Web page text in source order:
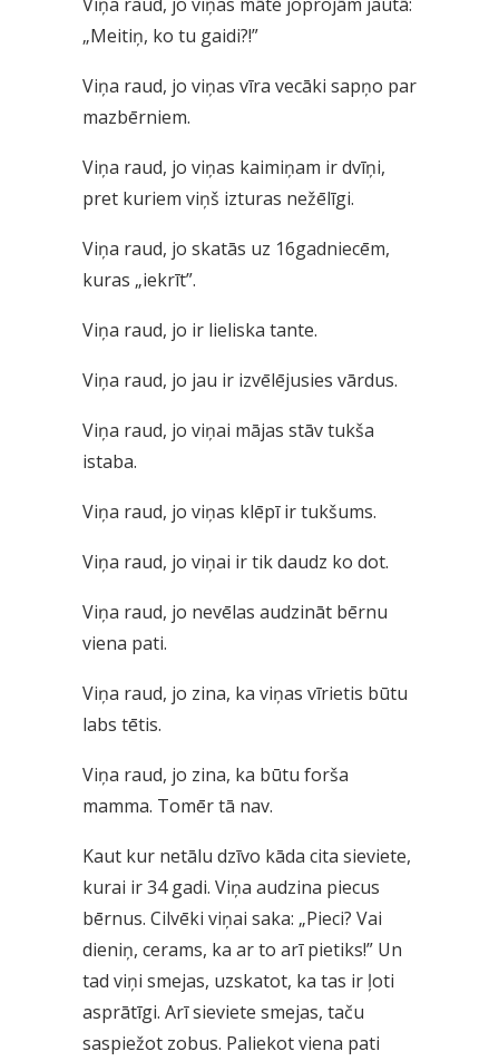
Viņa raud, jo viņas māte joprojām jautā:
„Meitiņ, ko tu gaidi?!”
Viņa raud, jo viņas vīra vecāki sapņo par
mazbērniem.
Viņa raud, jo viņas kaimiņam ir dvīņi,
pret kuriem viņš izturas nežēlīgi.
Viņa raud, jo skatās uz 16gadniecēm,
kuras „iekrīt”.
Viņa raud, jo ir lieliska tante.
Viņa raud, jo jau ir izvēlējusies vārdus.
Viņa raud, jo viņai mājas stāv tukša
istaba.
Viņa raud, jo viņas klēpī ir tukšums.
Viņa raud, jo viņai ir tik daudz ko dot.
Viņa raud, jo nevēlas audzināt bērnu
viena pati.
Viņa raud, jo zina, ka viņas vīrietis būtu
labs tētis.
Viņa raud, jo zina, ka būtu forša
mamma. Tomēr tā nav.
Kaut kur netālu dzīvo kāda cita sieviete,
kurai ir 34 gadi. Viņa audzina piecus
bērnus. Cilvēki viņai saka: „Pieci? Vai
dieniņ, cerams, ka ar to arī pietiks!” Un
tad viņi smejas, uzskatot, ka tas ir ļoti
asprātīgi. Arī sieviete smejas, taču
saspiežot zobus. Paliekot viena pati